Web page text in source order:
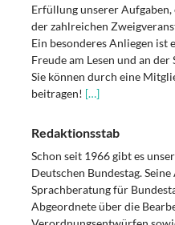
Erfüllung unserer
der zahlreichen
Ein besonderes Anliegen ist
Freude am Lesen und an
Sie können durch eine
beitragen! […]
Redaktionsstab
Schon seit 1966 gibt es
Deutschen Bundestag.
Sprachberatung für
Abgeordnete über die